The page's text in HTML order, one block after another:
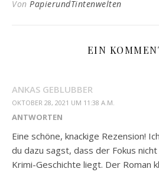
Von PapierundTintenwelten
EIN
ANKAS GEBLUBBER
OKTOBER 28, 2021 UM 11:38 A.M.
ANTWORTEN
Eine schöne, knackige Rezension!
du dazu sagst, dass der Fokus
Krimi-Geschichte liegt. Der Roman